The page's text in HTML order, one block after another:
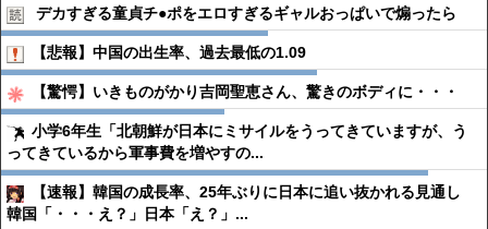
デカすぎる童貞チ●︎ポをエロすぎるギャルおっぱいで煽ったら
【悲報】中国の出生率、過去最低の1.09
【驚愕】いきものがかり吉岡聖恵さん、驚きのボディに・・・
小学6年生「北朝鮮が日本にミサイルをうってきていますが、う
ってきているから軍事費を増やすの...
【速報】韓国の成長率、25年ぶりに日本に追い抜かれる見通し
韓国「・・・え？」日本「え？」...